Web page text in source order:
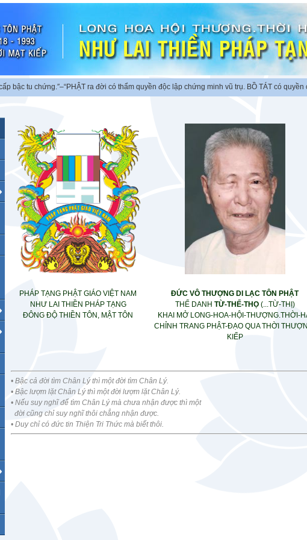
tu chứng.″–“PHẬT ra đời có thẩm quyền độc lập chứng minh vũ trụ. BỒ TÁT có quyền
PHÁP TẠNG PHẬT GIÁO VIỆT NAM
NHƯ LAI THIỀN PHÁP TẠNG
ĐÔNG ĐỘ THIỀN TÔN, MẬT TÔN
ĐỨC VÔ THƯỢNG DI LẠC TÔN PHẬT
THẾ DANH TỪ-THẾ-THỌ(...TỪ-THỊ)
KHAI MỞ LONG-HOA-HỘI-THƯỢNG.THỜI-
CHỈNH TRANG PHẬT-ĐẠO QUA THỜI
KIẾP
• Bậc cả đời tìm Chân Lý thì một đời tìm Chân Lý.
• Bậc lượm lặt Chân Lý thì một đời lượm lặt Chân Lý.
• Nếu suy nghĩ để tìm Chân Lý mà chưa nhận được thì một
đời cũng chỉ suy nghĩ thôi chẳng nhận được.
• Duy chỉ có đức tin Thiện Tri Thức mà biết thôi.